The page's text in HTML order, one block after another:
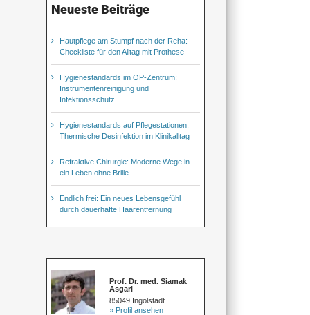
Neueste Beiträge
Hautpflege am Stumpf nach der Reha:
Checkliste für den Alltag mit Prothese
Hygienestandards im OP-Zentrum:
Instrumentenreinigung und
Infektionsschutz
Hygienestandards auf Pflegestationen:
Thermische Desinfektion im Klinikalltag
Refraktive Chirurgie: Moderne Wege in
ein Leben ohne Brille
Endlich frei: Ein neues Lebensgefühl
durch dauerhafte Haarentfernung
Prof. Dr. med. Siamak
Asgari
85049 Ingolstadt
» Profil ansehen